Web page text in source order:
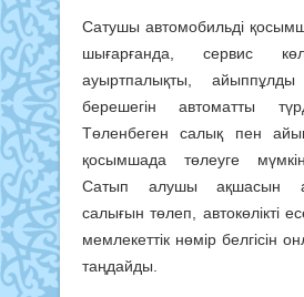
Сатушы автомобильді
шығарғанда, сервис
ауыртпалықты,
берешегін автоматты
Төленбеген салық пен
қосымшада төлеуге
Сатып алушы ақшасын
салығын төлеп, автокөлікті
мемлекеттік нөмір белгісін
таңдайды.